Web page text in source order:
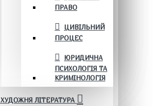
ПРАВО
ЦИВІЛЬНИЙ
ПРОЦЕС
ЮРИДИЧНА
ПСИХОЛОГІЯ ТА
КРИМІНОЛОГІЯ
ХУДОЖНЯ ЛІТЕРАТУРА